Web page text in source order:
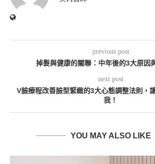
previous post
掉髮與健康的關聯：中年後的3大原因
next post
V臉療程改善臉型緊緻的3大心態調整法則，
我！
YOU MAY ALSO LIKE